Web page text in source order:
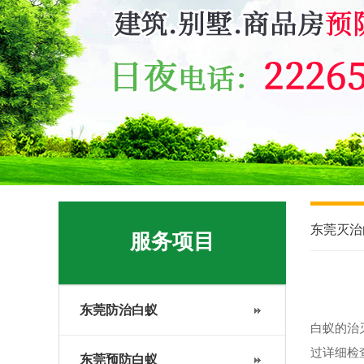
服务项目
东莞防治白蚁
东莞预防白蚁
东莞灭
白蚁的治
过详细检